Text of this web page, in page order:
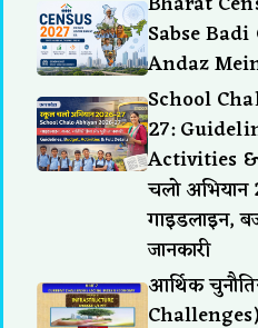
Sabse
Andaz
School
27:
Activities
चलो
गाइडलाइन,
जानकारी
आर्थिक